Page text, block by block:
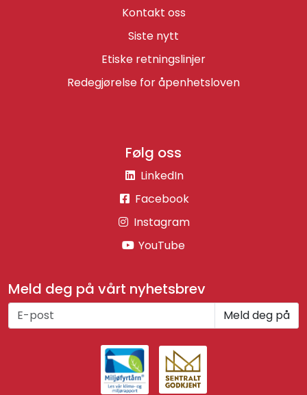
Meld deg på vårt nyhetsbrev
Meld deg på
Kontakt oss
Siste nytt
Etiske retningslinjer
Redegjørelse for åpenhetsloven
Følg oss
LinkedIn
Facebook
Instagram
YouTube